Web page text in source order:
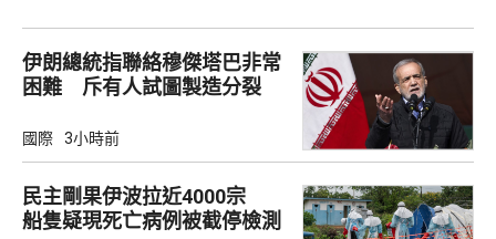
伊朗總統指聯絡穆傑塔巴非常
困難 斥有人試圖製造分裂
國際 3小時前
民主剛果伊波拉近4000宗
船隻疑現死亡病例被截停檢測